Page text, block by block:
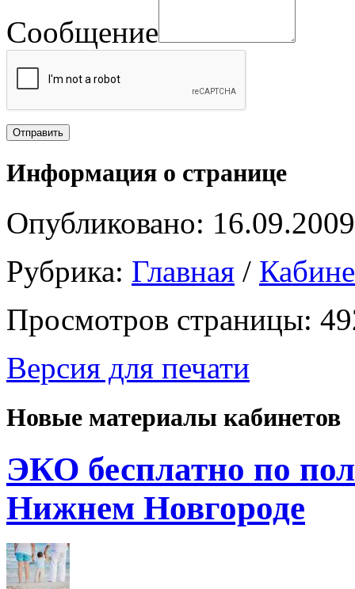
Сообщение
Информация о странице
Опубликовано: 16.09.2009
Рубрика: Главная /
Просмотров страницы:
Версия для печати
Новые материалы кабинетов
ЭКО бесплатно по
Нижнем Новгороде